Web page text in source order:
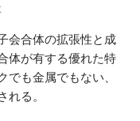
会合体の拡張性と成
体が有する優れた特
も金属でもない、
れる。